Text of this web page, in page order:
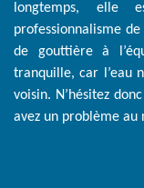
longtemps, elle
professionnalisme
de gouttière à
tranquille, car l’eau
voisin. N’hésitez
avez un problème au